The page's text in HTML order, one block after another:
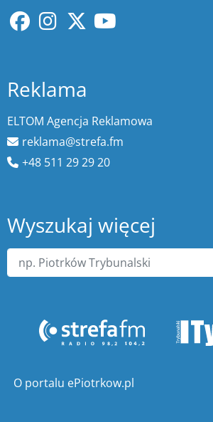
Reklama
ELTOM Agencja Reklamowa
reklama@strefa.fm
+48 511 29 29 20
Wyszukaj więcej
O portalu ePiotrkow.pl